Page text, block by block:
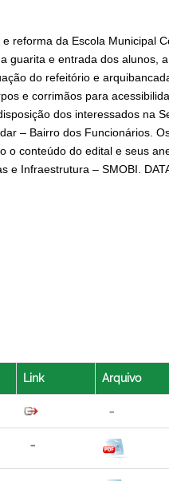
reforma da Escola Municipal
guarita e entrada dos alunos,
do refeitório e
e corrimãos para
dos interessados na
– Bairro dos Funcionários.
conteúdo do edital e seus
e Infraestrutura – SMOBI.
Link Arquivo